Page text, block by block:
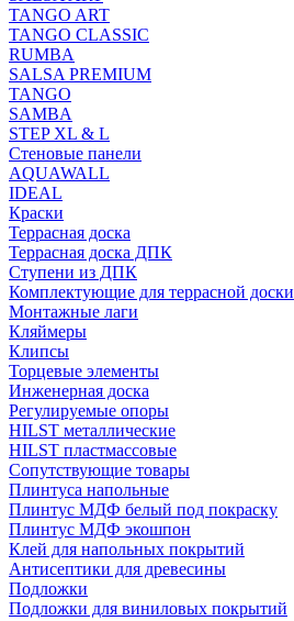
TANGO ART
TANGO CLASSIC
RUMBA
SALSA PREMIUM
TANGO
SAMBA
STEP XL & L
Стеновые панели
AQUAWALL
IDEAL
Краски
Террасная доска
Террасная доска ДПК
Ступени из ДПК
Комплектующие для террасной доски
Монтажные лаги
Кляймеры
Клипсы
Торцевые элементы
Инженерная доска
Регулируемые опоры
HILST металлические
HILST пластмассовые
Сопутствующие товары
Плинтуса напольные
Плинтус МДФ белый под покраску
Плинтус МДФ экошпон
Клей для напольных покрытий
Антисептики для древесины
Подложки
Подложки для виниловых покрытий